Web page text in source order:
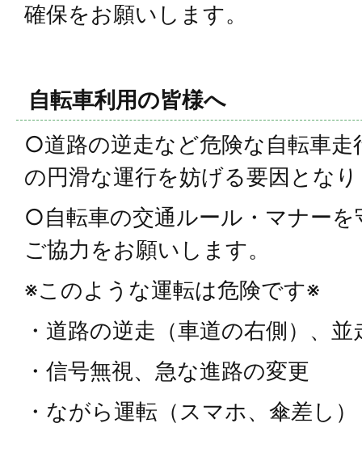
確保をお願いします。
自転車利用の皆様へ
○道路の逆走など危険な自転車走
の円滑な運行を妨げる要因とな
○自転車の交通ルール・マナーを
ご協力をお願いします。
※このような運転は危険です※
・道路の逆走（車道の右側）、並
・信号無視、急な進路の変更
・ながら運転（スマホ、傘差し）